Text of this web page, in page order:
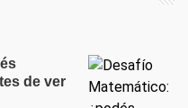
de ver